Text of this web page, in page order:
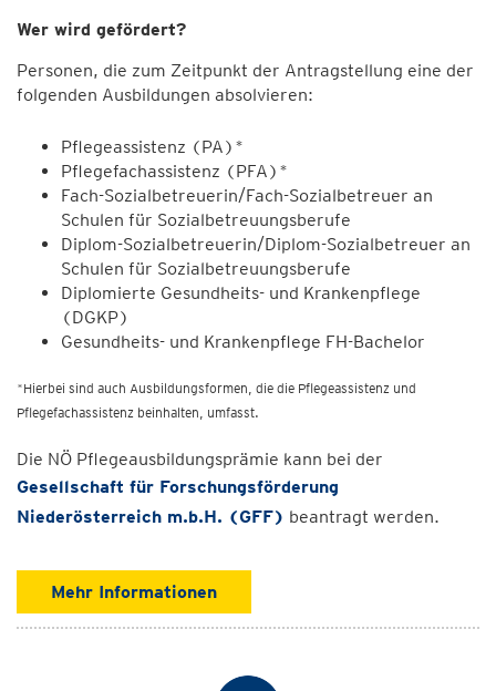
Wer wird gefördert?
Personen, die zum Zeitpunkt der Antragstellung eine der
folgenden Ausbildungen absolvieren:
Pflegeassistenz (PA)*
Pflegefachassistenz (PFA)*
Fach-Sozialbetreuerin/Fach-Sozialbetreuer an
Schulen für Sozialbetreuungsberufe
Diplom-Sozialbetreuerin/Diplom-Sozialbetreuer an
Schulen für Sozialbetreuungsberufe
Diplomierte Gesundheits- und Krankenpflege
(DGKP)
Gesundheits- und Krankenpflege FH-Bachelor
*Hierbei sind auch Ausbildungsformen, die die Pflegeassistenz und
Pflegefachassistenz beinhalten, umfasst.
Die NÖ Pflegeausbildungsprämie kann bei der
Gesellschaft für Forschungsförderung
Niederösterreich m.b.H. (GFF) beantragt werden.
Mehr Informationen